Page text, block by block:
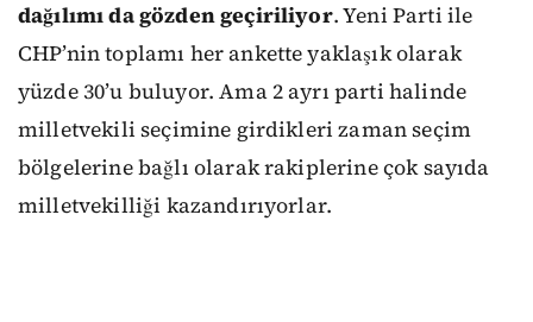
dağılımı da gözden geçiriliyor. Yeni Parti ile
CHP’nin toplamı her ankette yaklaşık olarak
yüzde 30’u buluyor. Ama 2 ayrı parti halinde
milletvekili seçimine girdikleri zaman seçim
bölgelerine bağlı olarak rakiplerine çok sayıda
milletvekilliği kazandırıyorlar.